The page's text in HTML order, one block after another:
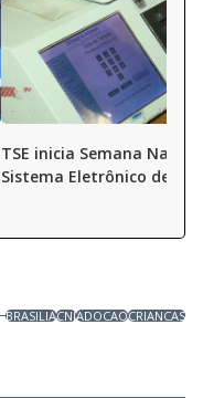
TSE inicia Semana
Sistema Eletrônico de
BRASILIACNJADOCAOCRIANCAS